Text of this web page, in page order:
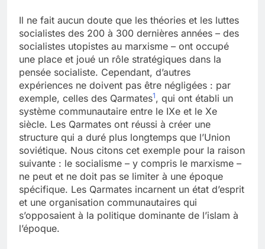
Il ne fait aucun doute que les théories et les luttes
socialistes des 200 à 300 dernières années – des
socialistes utopistes au marxisme – ont occupé
une place et joué un rôle stratégiques dans la
pensée socialiste. Cependant, d’autres
expériences ne doivent pas être négligées : par
exemple, celles des Qarmates1, qui ont établi un
système communautaire entre le IXe et le Xe
siècle. Les Qarmates ont réussi à créer une
structure qui a duré plus longtemps que l’Union
soviétique. Nous citons cet exemple pour la raison
suivante : le socialisme – y compris le marxisme –
ne peut et ne doit pas se limiter à une époque
spécifique. Les Qarmates incarnent un état d’esprit
et une organisation communautaires qui
s’opposaient à la politique dominante de l’islam à
l’époque.